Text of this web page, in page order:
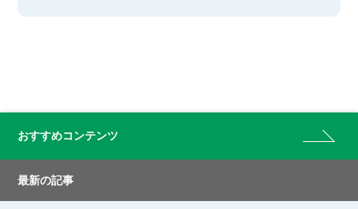
おすすめコンテンツ
最新の記事